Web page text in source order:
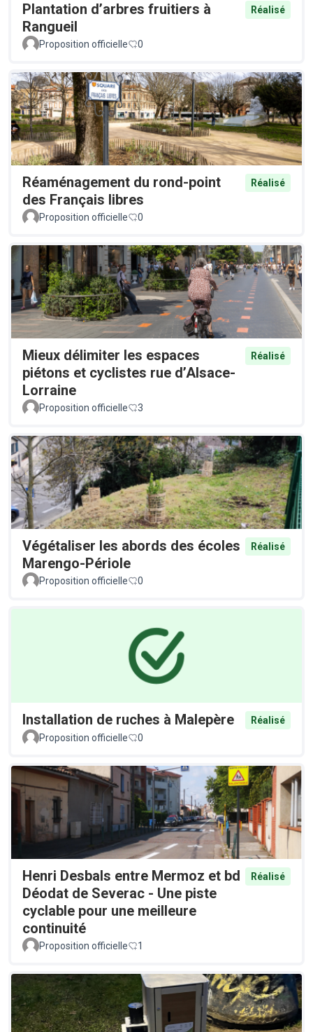
Plantation d’arbres fruitiers à
Rangueil
Réalisé
Proposition officielle 0
Réaménagement du rond-point
des Français libres
Réalisé
Proposition officielle 0
Mieux délimiter les espaces
piétons et cyclistes rue d’Alsace-
Lorraine
Réalisé
Proposition officielle 3
Végétaliser les abords des écoles
Marengo-Périole
Réalisé
Proposition officielle 0
Installation de ruches à Malepère
Réalisé
Proposition officielle
0
Henri Desbals entre Mermoz et bd
Déodat de Severac - Une piste
cyclable pour une meilleure
continuité
Réalisé
Proposition officielle 1